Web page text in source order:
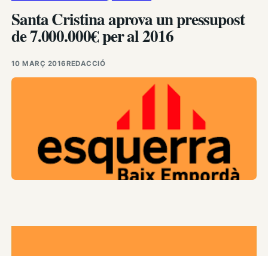
Santa Cristina aprova un pressupost
de 7.000.000€ per al 2016
10 MARÇ 2016REDACCIÓ